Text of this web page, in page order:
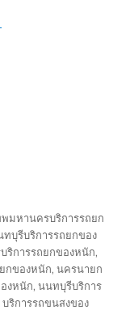
พมหานครบริการรถยก
ทบุรีบริการรถยกของ
ริการรถยกของหนัก,
กของหนัก,นครนายก
งหนัก,นนทบุรีบริการ
บริการรถขนสงของ